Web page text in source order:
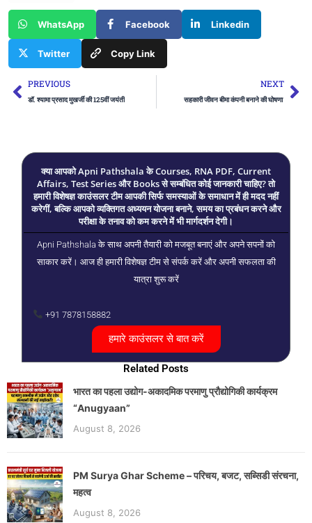
WhatsApp Facebook Linkedin
Twitter Copy Link
Prev
PREVIOUS
डॉ. श्यामा प्रसाद मुखर्जी की 125वीं जयंती
NEXT
सहकारी जीवन बीमा कंपनी बनाने की घोषणा
क्या आपको Apni Pathshala के Courses, RNA PDF, Current
Affairs, Test Series और Books से सम्बंधित कोई जानकारी चाहिए? तो
हमारी विशेषज्ञ काउंसलर टीम आपकी सिर्फ समस्याओं के समाधान में ही मदद नहीं
करेगीं, बल्कि आपको व्यक्तिगत अध्ययन योजना बनाने, समय का प्रबंधन करने और
परीक्षा के तनाव को कम करने में भी मार्गदर्शन देगी।
Apni Pathshala के साथ अपनी तैयारी को मजबूत बनाएं और अपने सपनों को
साकार करें। आज ही हमारी विशेषज्ञ टीम से संपर्क करें और अपनी सफलता की
यात्रा शुरू करें
+91 7878158882
हमारे काउंसलर से बात करें
Related Posts
भारत का पहला उद्योग-अकादमिक परमाणु प्रौद्योगिकी कार्यक्रम
“Anugyaan”
August 8, 2026
PM Surya Ghar Scheme – परिचय, बजट, सब्सिडी संरचना,
महत्व
August 8, 2026